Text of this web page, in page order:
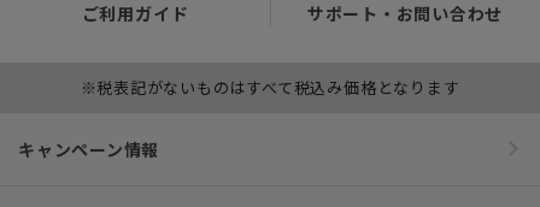
ご利用ガイド サポート・お問い合わせ
※税表記がないものはすべて税込み価格となります
キャンペーン情報